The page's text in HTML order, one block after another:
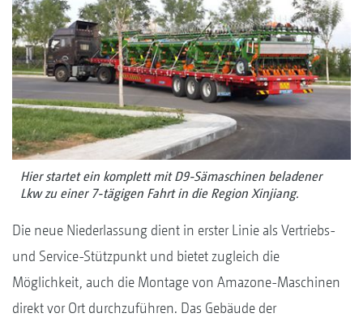
Hier startet ein komplett mit D9-Sämaschinen beladener
Lkw zu einer 7-tägigen Fahrt in die Region Xinjiang.
Die neue Niederlassung dient in erster Linie als Vertriebs-
und Service-Stützpunkt und bietet zugleich die
Möglichkeit, auch die Montage von Amazone-Maschinen
direkt vor Ort durchzuführen. Das Gebäude der